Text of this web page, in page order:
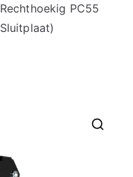
PC55